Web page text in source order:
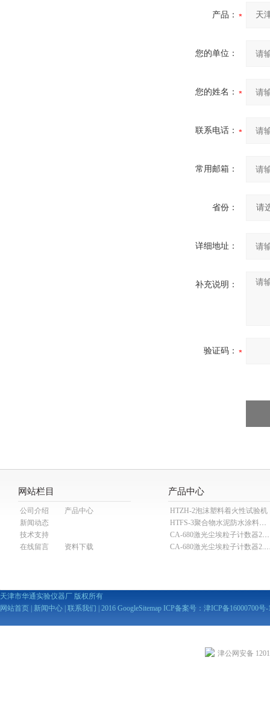
产品：
您的单位：
您的姓名：
联系电话：
常用邮箱：
省份：
详细地址：
补充说明：
验证码：
网站栏目
公司介绍
产品中心
新闻动态
技术支持
在线留言
资料下载
产品中心
HTZH-2泡沫塑料着火性试验机
HTFS-3聚合物水泥防水涂料分散机
CA-680激光尘埃粒子计数器28.3L
CA-680激光尘埃粒子
天津市华通实验仪器厂 版权所有
网站首页
新闻中心 联系我们 | 2016 GoogleSitemap ICP备案号： 津ICP备16000700号-
津公网安备